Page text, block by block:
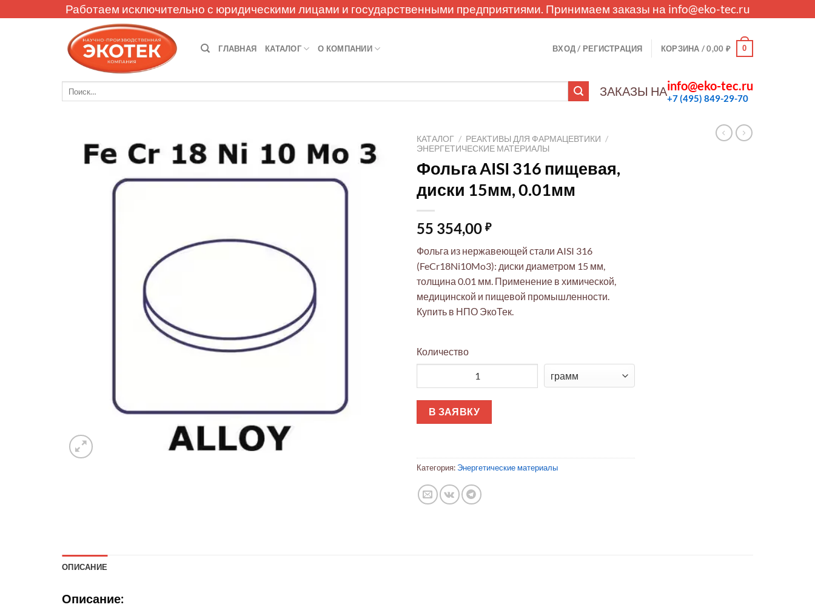
to
Работаем исключительно с юридическими лицами и государственными предприятиями. Принимаем заказы на info@eko-tec.ru
ГЛАВНАЯ КАТАЛОГ О КОМПАНИИ ВХОД / РЕГИСТРАЦИЯ КОРЗИНА /0,00 ₽ 0
ЗАКАЗЫ НАinfo@eko-tec.ru
+7 (495) 849-29-70
КАТАЛОГ / РЕАКТИВЫ ДЛЯ ФАРМАЦЕВТИКИ /
ЭНЕРГЕТИЧЕСКИЕ МАТЕРИАЛЫ
Фольга AISI 316 пищевая,
диски 15мм, 0.01мм
55 354,00 ₽
Фольга из нержавеющей стали AISI 316
(FeCr18Ni10Mo3): диски диаметром 15 мм,
толщина 0.01 мм. Применение в химической,
медицинской и пищевой промышленности.
Купить в НПО ЭкоТек.
Количество
В ЗАЯВКУ
Категория: Энергетические материалы
ОПИСАНИЕ
Описание: